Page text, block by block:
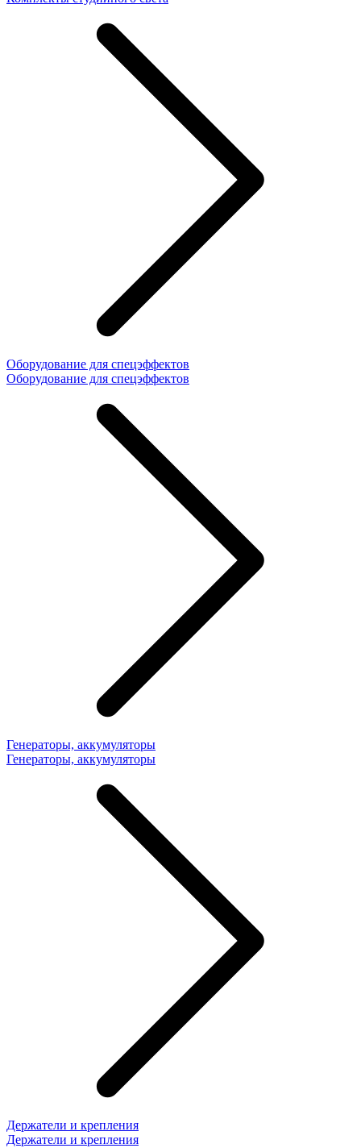
Оборудование для спецэффектов
Оборудование для спецэффектов
Генераторы, аккумуляторы
Генераторы, аккумуляторы
Держатели и крепления
Держатели и крепления